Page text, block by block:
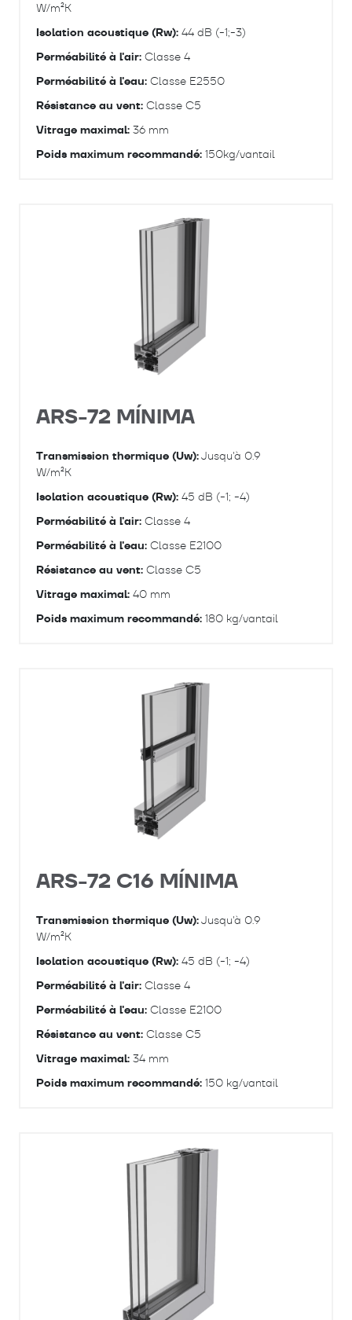
W/m²K
Isolation acoustique (Rw): 44 dB (-1;-3)
Perméabilité à l'air: Classe 4
Perméabilité à l'eau: Classe E2550
Résistance au vent: Classe C5
Vitrage maximal: 36 mm
Poids maximum recommandé: 150kg/vantail
ARS-72 MÍNIMA
Transmission thermique (Uw):Jusqu'à 0.9
W/m²K
Isolation acoustique (Rw): 45 dB (-1; -4)
Perméabilité à l'air: Classe 4
Perméabilité à l'eau: Classe E2100
Résistance au vent: Classe C5
Vitrage maximal: 40 mm
Poids maximum recommandé: 180 kg/vantail
ARS-72 C16 MÍNIMA
Transmission thermique (Uw):Jusqu'à 0.9
W/m²K
Isolation acoustique (Rw): 45 dB (-1; -4)
Perméabilité à l'air: Classe 4
Perméabilité à l'eau: Classe E2100
Résistance au vent: Classe C5
Vitrage maximal: 34 mm
Poids maximum recommandé: 150 kg/vantail